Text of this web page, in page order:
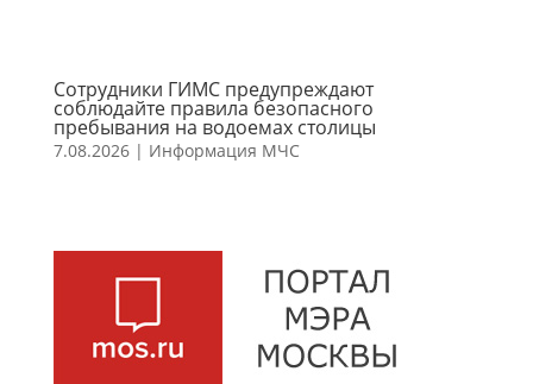
Сотрудники ГИМС предупреждают
соблюдайте правила безопасного
пребывания на водоемах столицы
7.08.2026| Информация МЧС